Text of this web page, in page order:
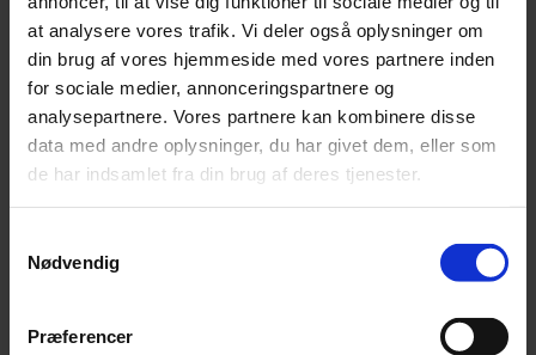
at analysere vores trafik. Vi deler også oplysninger om
din brug af vores hjemmeside med vores partnere inden
for sociale medier, annonceringspartnere og
analysepartnere. Vores partnere kan kombinere disse
data med andre oplysninger, du har givet dem, eller som
de har indsamlet fra din brug af deres tjenester.
Nødvendig
Præferencer
Råprotein 16.7 %
Råfedt 14.7 %
Råfibre 9 %
Råaske 9.7 %
Calcium 1.2 %
Fosfor 0.5 %
Magnesium 0.4 %
Natrium 0.5 %
Ernæringsfysiologiske tilsætningsstoffer / kg
Vitamin B1 3a821
Vitamin B6 3a831